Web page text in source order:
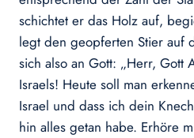
schichtet er das Holz auf,
legt den geopferten Stier auf
sich also an Gott: „Herr, Gott
Israels! Heute soll man
Israel und dass ich dein
hin alles getan habe. Erhöre